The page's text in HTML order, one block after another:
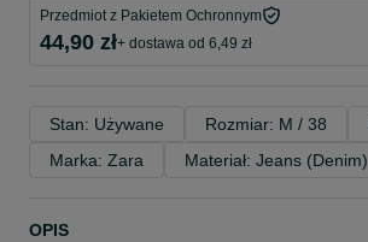
Przedmiot z Pakietem Ochronnym
44,90 zł+ dostawa od 6,49 zł
Stan: Używane Rozmiar: M / 38
Marka: Zara
Materiał: Jeans (Denim)
OPIS